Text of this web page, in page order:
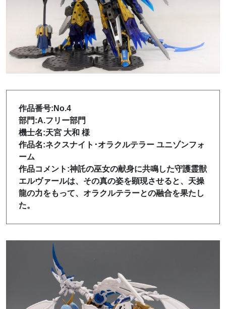
作品番号:No.4
部門:A.フリー部門
機士名:天宮 大和 様
作品名:ネクスナイト･オラクルテラー ユニゾンフォ
ーム
作品コメント:神託の巫女の献身に共鳴した守護霊獣
エルヴァールは、その真の姿を顕現させると、天操
龍の力をもって、オラクルテラーとの融合を果たし
た。